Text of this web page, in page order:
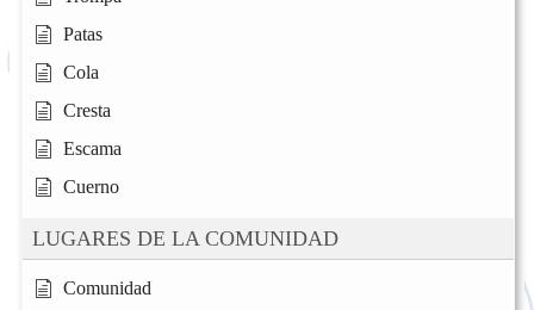
Patas
Cola
Cresta
Escama
Cuerno
LUGARES DE LA COMUNIDAD
Comunidad